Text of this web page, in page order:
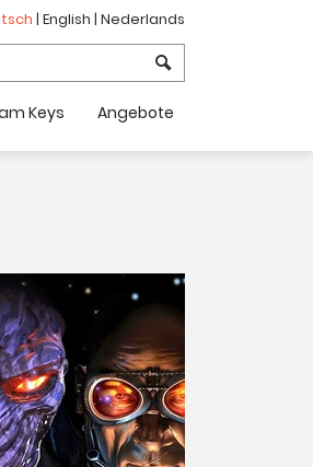
| English | Nederlands
Keys Angebote